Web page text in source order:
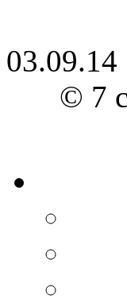
03.09.14
© 7